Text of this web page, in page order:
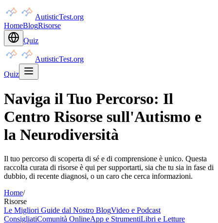
AutisticTest.org
HomeBlogRisorse
Quiz
AutisticTest.org
Quiz
Naviga il Tuo Percorso: Il
Centro Risorse sull'Autismo e
la Neurodiversità
Il tuo percorso di scoperta di sé e di comprensione è unico. Questa
raccolta curata di risorse è qui per supportarti, sia che tu sia in fase di
dubbio, di recente diagnosi, o un caro che cerca informazioni.
Home/
Risorse
Le Migliori Guide dal Nostro BlogVideo e Podcast
ConsigliatiComunità OnlineApp e StrumentiLibri e Letture